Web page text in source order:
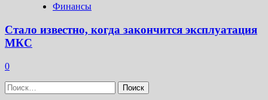
Финансы
Стало известно, когда закончится эксплуатация
МКС
0
Найти: